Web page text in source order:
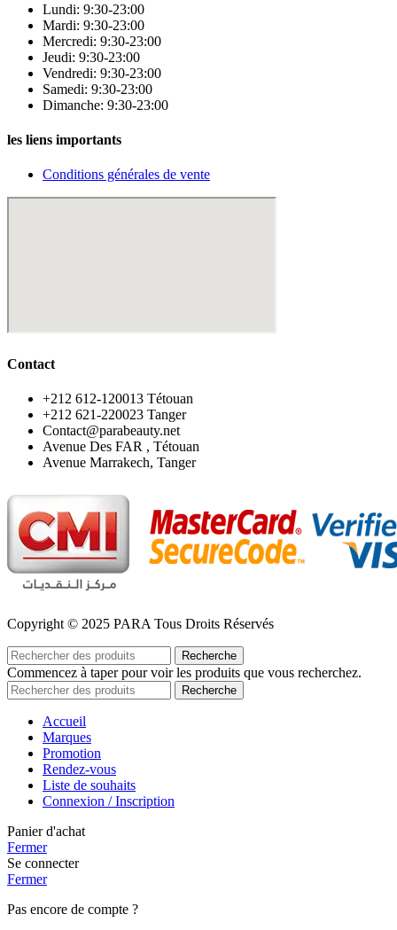
Lundi: 9:30-23:00
Mardi: 9:30-23:00
Mercredi: 9:30-23:00
Jeudi: 9:30-23:00
Vendredi: 9:30-23:00
Samedi: 9:30-23:00
Dimanche: 9:30-23:00
les liens importants
Conditions générales de vente
Contact
‪+212 612-120013 Tétouan
‪+212 621-220023 Tanger
Contact@parabeauty.net
Avenue Des FAR , Tétouan
Avenue Marrakech, Tanger
Copyright © 2025 PARA Tous Droits Réservés
Recherche
Commencez à taper pour voir les produits que vous recherchez.
Recherche
Accueil
Marques
Promotion
Rendez-vous
Liste de souhaits
Connexion / Inscription
Panier d'achat
Fermer
Se connecter
Fermer
Pas encore de compte ?